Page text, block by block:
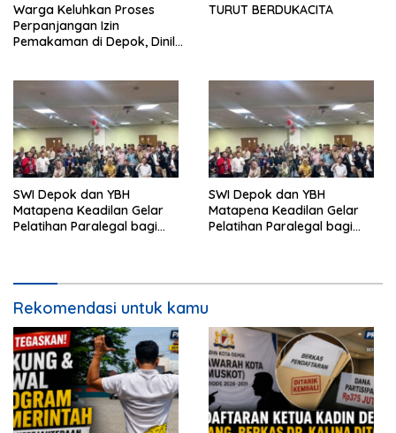
Warga Keluhkan Proses
Perpanjangan Izin
Pemakaman di Depok, Dinilai
TURUT BERDUKACITA
SWI Depok dan YBH
Matapena Keadilan Gelar
Pelatihan Paralegal bagi
SWI Depok dan YBH
Matapena Keadilan Gelar
Pelatihan Paralegal bagi
Rekomendasi untuk kamu